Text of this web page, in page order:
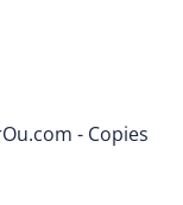
- Copies